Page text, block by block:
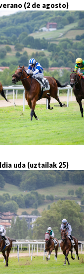
(2 de agosto)
uda (uztailak 25)